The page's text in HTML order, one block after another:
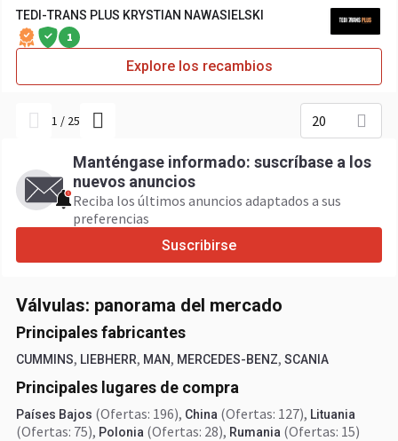
TEDI-TRANS PLUS KRYSTIAN NAWASIELSKI
1
Explore los recambios
1 / 25 20
Manténgase informado: suscríbase a los
nuevos anuncios
Reciba los últimos anuncios adaptados a sus
preferencias
Suscribirse
Válvulas: panorama del mercado
Principales fabricantes
CUMMINS, LIEBHERR, MAN, MERCEDES-BENZ, SCANIA
Principales lugares de compra
Países Bajos (Ofertas: 196), China (Ofertas: 127), Lituania
(Ofertas: 75), Polonia (Ofertas: 28), Rumania (Ofertas: 15)